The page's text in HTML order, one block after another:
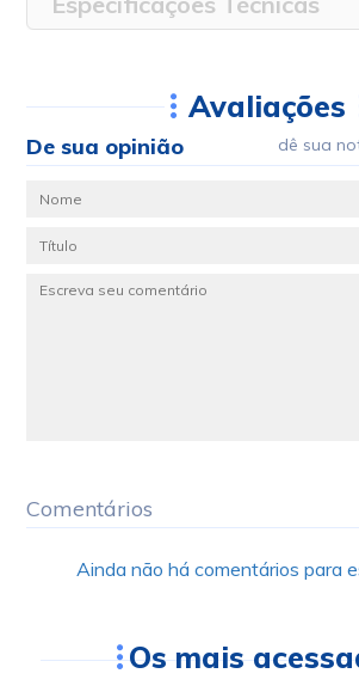
Avaliações
De sua opinião dê sua
Comentários
Ainda não há comentários para
Os mais